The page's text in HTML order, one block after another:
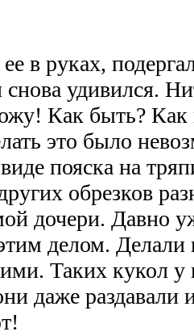
в руках,
удивился.
Как быть?
это было
виде пояска на
обрезков
дочери. Давно
делом.
Таких кукол у
даже раздавали